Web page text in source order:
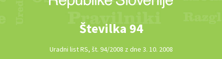
Številka 94
Uradni list RS, št. 94/2008 z dne 3. 10. 2008